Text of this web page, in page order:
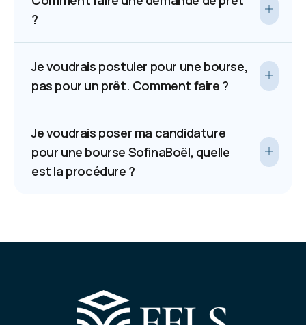
?
Je voudrais postuler pour une bourse,
pas pour un prêt. Comment faire ?
Je voudrais poser ma candidature
pour une bourse SofinaBoël, quelle
est la procédure ?